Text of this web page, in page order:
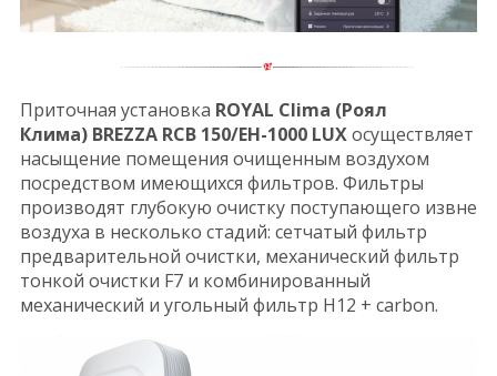
Приточная установка ROYAL Clima (Роял
Клима) BREZZA RCB 150/EH-1000 LUXосуществляет
насыщение помещения очищенным воздухом
посредством имеющихся фильтров. Фильтры
производят глубокую очистку поступающего извне
воздуха в несколько стадий: сетчатый фильтр
предварительной очистки, механический фильтр
тонкой очистки F7 и комбинированный
механический и угольный фильтр H12 + carbon.